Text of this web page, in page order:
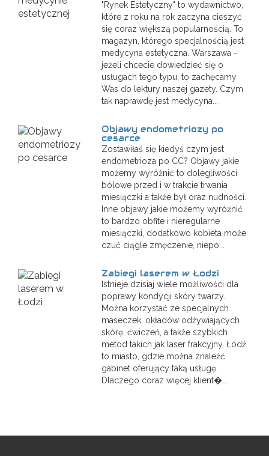
"Rynek Estetyczny" to wydawnictwo,
które z roku na rok zaczyna cieszyć
się coraz większą popularnością. To
magazyn, którego specjalnością jest
medycyna estetyczna. Warszawa -
jeżeli chcecie dowiedzieć się o
usługach tego typu, to zachęcamy
Was do lektury naszej gazety. Czym
tak naprawdę jest medycyna...
Objawy endometriozy po
cesarce
Zostawiłaś się kiedyś czym jest
endometrioza po CC? Objawy jakie
możemy wyróżnić to dolegliwości
bólowe przed i w trakcie trwania
miesiączki a także był oraz nudności.
Inne objawy jakie możemy wyróżnić
to bardzo obfite i nieregularne
miesiączki, dodatkowo kobieta może
czuć ciągle zmęczenie, niepo...
Zabiegi laserem w Łodzi
Istnieje dzisiaj wiele możliwości dla
poprawy kondycji skóry twarzy.
Można korzystać ze specjalnych
maseczek, okładów odżywiających
skórę, ćwiczeń, a także szybkich
metod takich jak laser frakcyjny. Łódź
to miasto, gdzie można znaleźć
gabinet oferujący taką usługę.
Dlaczego coraz więcej klient�...